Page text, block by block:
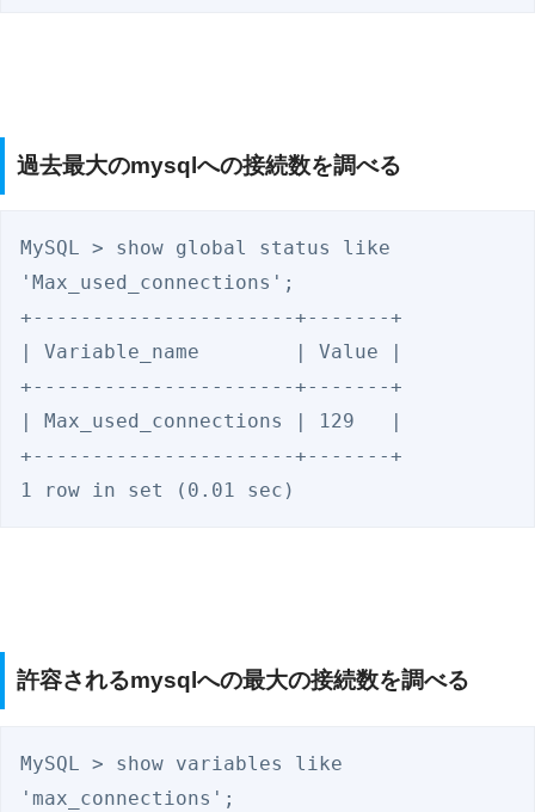
過去最大のmysqlへの接続数を調べる
MySQL > show global status like
'Max_used_connections';
+----------------------+-------+
| Variable_name        | Value |
+----------------------+-------+
| Max_used_connections | 129   |
+----------------------+-------+
1 row in set (0.01 sec)
許容されるmysqlへの最大の接続数を調べる
MySQL > show variables like
'max_connections';